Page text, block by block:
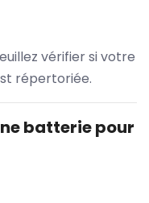
vérifier si votre
répertoriée.
batterie pour